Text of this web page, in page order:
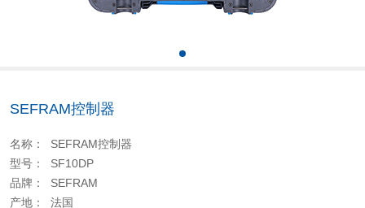
SEFRAM控制器
名称： SEFRAM控制器
型号： SF10DP
品牌： SEFRAM
产地： 法国